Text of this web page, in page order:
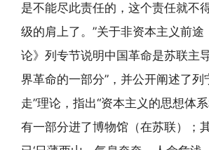
是不能尽此责任的，这个责任就不
级的肩上了。”关于非资本主义前途
论》列专节说明中国革命是苏联主
界革命的一部分”，并公开阐述了列
走”理论，指出“资本主义的思想体
有一部分进了博物馆（在苏联）；